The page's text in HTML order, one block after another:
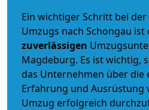
Ein wichtiger Schritt bei
Umzugs nach Schongau ist
zuverlässigen
Magdeburg. Es ist wichtig,
das Unternehmen über
Erfahrung und Ausrüstung
Umzug erfolgreich